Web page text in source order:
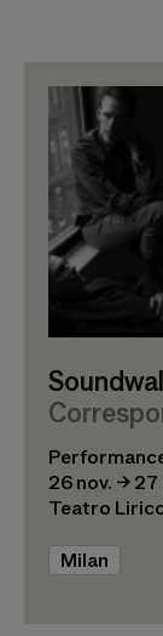
26 nov. →
Teatro
Milan